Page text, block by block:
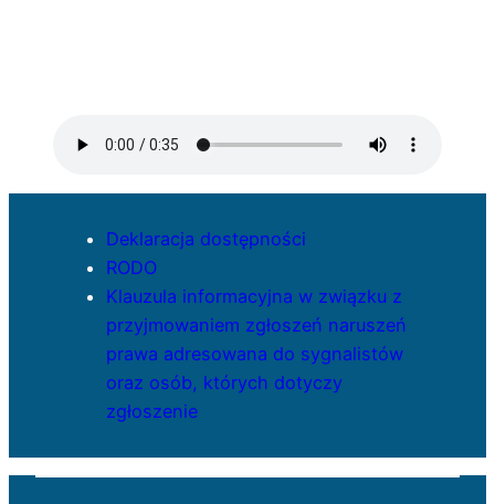
Deklaracja dostępności
RODO
Klauzula informacyjna w związku z
przyjmowaniem zgłoszeń naruszeń
prawa adresowana do sygnalistów
oraz osób, których dotyczy
zgłoszenie